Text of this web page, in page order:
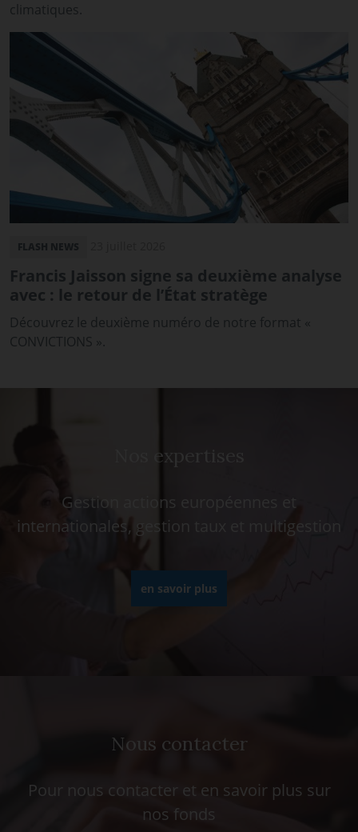
climatiques.
Francis Jaisson signe sa deuxième analyse
avec : le retour de l’État stratège
Découvrez le deuxième numéro de notre format «
CONVICTIONS ».
Nos expertises
Gestion actions européennes et
internationales, gestion taux et multigestion
en savoir plus
Nous contacter
Pour nous contacter et en savoir plus sur
nos fonds